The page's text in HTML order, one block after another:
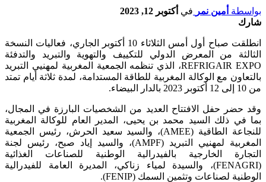
بواسطة أمين نمر في أكتوبر 12, 2023
شارك
انطلقت صباح أول أمس الثلاثاء 10 أكتوبر الجاري، فعاليات النسخة
الثالثة من المعرض الدولي للتكييف والتهوية والتبريد والتدفئة
REFRIGAIR EXPO، الذي تنظمه الجمعية المغربية لمهنيي التبريد
بالتعاون مع الوكالة المغربية للطاقة المستدامة، لمدة ثلاثة أيام تمتد
من 10 إلى 12 أكتوبر 2023 بالدار البيضاء.
وقد حضر حفل الافتتاح العديد من الشخصيات البارزة في المجال،
بما في ذلك السيد محمد بن يحيى، المدير العام للوكالة المغربية
للنجاعة الطاقية (AMEE)، والسيد سعيد الحرش، رئيس الجمعية
المغربية لمهنيي التبريد (AMPF)، والسيد إياد صبح، رئيس لجنة
التجارة الخارجية بالفيدرالية الوطنية للصناعات الغذائية
(FENAGRI)، والسيدة لمياء زناكي، المديرة العامة للفيدرالية
الوطنية لصناعات وتثمين السمك (FENIP).